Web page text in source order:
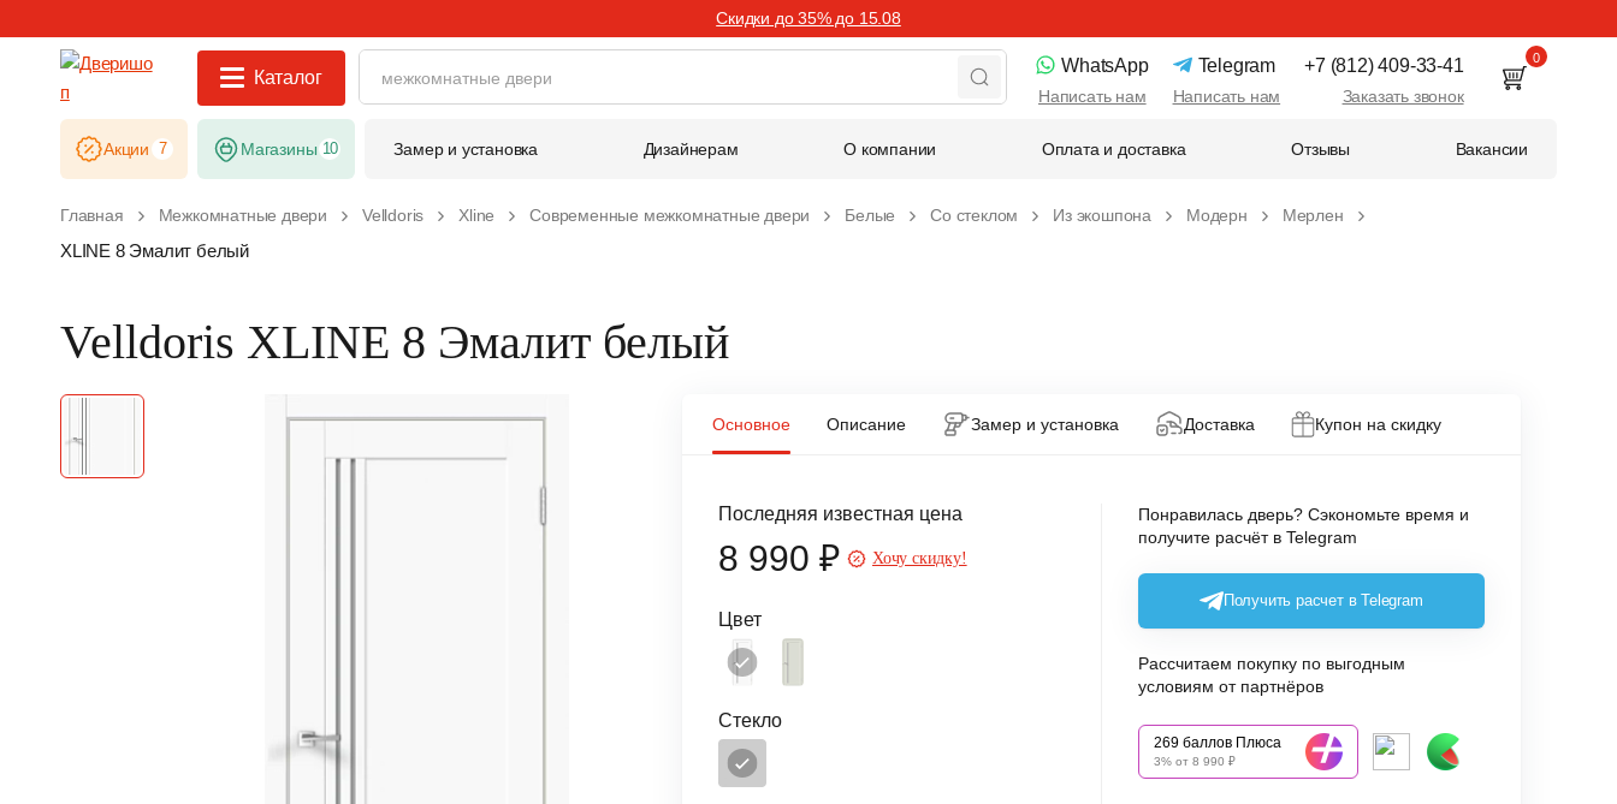
Скидки до 35% до 15.08
Каталог
WhatsApp
Написать нам
Telegram
Написать нам
+7 (812) 409-33-41
Заказать звонок
0
Акции 7 Магазины 10 Замер и установка Дизайнерам О компании Оплата и доставка Отзывы Вакансии
Главная Межкомнатные двери Velldoris Xline Современные межкомнатные двери Белые Со стеклом Из экошпона Модерн Мерлен
XLINE 8 Эмалит белый
Velldoris XLINE 8 Эмалит белый
Основное Описание Замер и установка Доставка Купон на скидку
Цвет
Стекло
Последняя известная цена
8 990 ₽ Хочу скидку!
Понравилась дверь? Сэкономьте время и
получите расчёт в Telegram
Получить расчет в Telegram
Рассчитаем покупку по выгодным
условиям от партнёров
269 баллов Плюса
3% от 8 990 ₽